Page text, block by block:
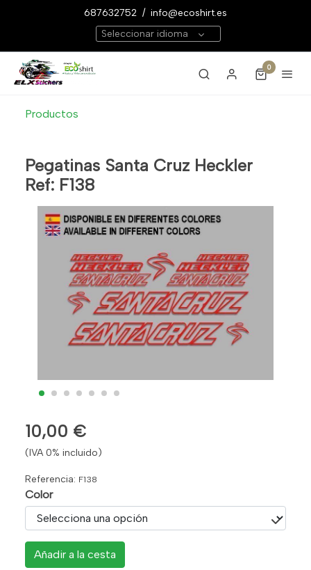
687632752 / info@ecoshirt.es
Seleccionar idioma
0
Productos
Pegatinas Santa Cruz Heckler
Ref: F138
10,00 €
(IVA 0% incluido)
Referencia: F138
Color
Añadir a la cesta